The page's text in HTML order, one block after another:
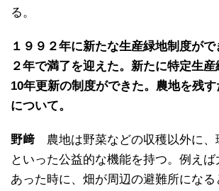
る。
１９９２年に新たな生産緑地制度がで
２年で満了を迎えた。新たに特定生産
10年更新の制度ができた。農地を残
について。
野﨑 農地は野菜などの収穫以外に、
といった公益的な機能を持つ。例え
あった時に、畑が周辺の避難所にな